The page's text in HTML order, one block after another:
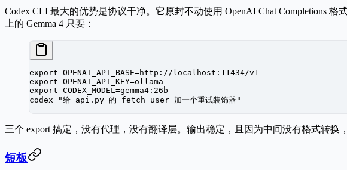
Codex CLI 最大的优势是协议干净。它原封不动使用 OpenAI Chat Completions
上的 Gemma 4 只要：
export OPENAI_API_BASE=http://localhost:11434/v1
export OPENAI_API_KEY=ollama
export CODEX_MODEL=gemma4:26b
codex "给 api.py 的 fetch_user 加一个重试装饰器"
三个 export 搞定，没有代理，没有翻译层。输出稳定，且因为中间没有格式转换
短板